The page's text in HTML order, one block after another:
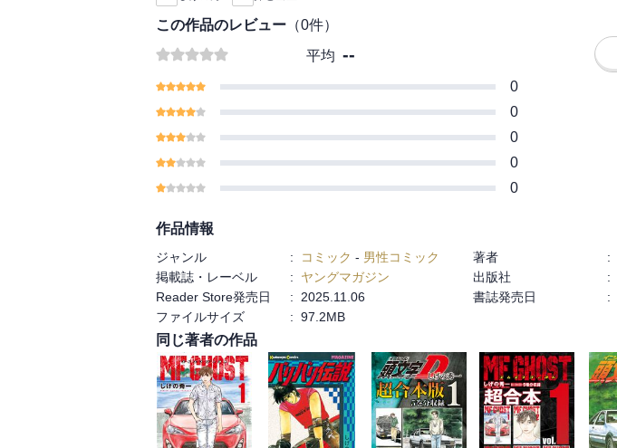
この作品のレビュー （0件）
平均 --
0
0
0
0
0
作品情報
ジャンル : コミック - 男性コミック 著者 :
掲載誌・レーベル
: ヤングマガジン 出版社 :
Reader Store発売日
: 2025.11.06 書誌発売日 :
ファイルサイズ
: 97.2MB
同じ著者の作品